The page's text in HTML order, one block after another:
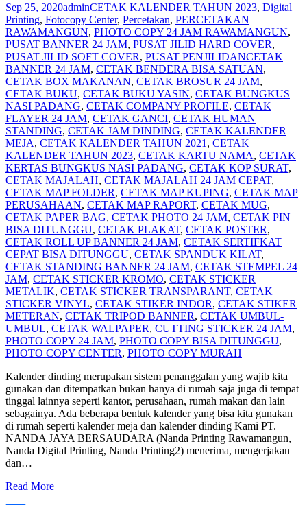
Sep 25, 2020adminCETAK KALENDER TAHUN 2023, Digital
Printing, Fotocopy Center, Percetakan, PERCETAKAN
RAWAMANGUN, PHOTO COPY 24 JAM RAWAMANGUN,
PUSAT BANNER 24 JAM, PUSAT JILID HARD COVER,
PUSAT JILID SOFT COVER, PUSAT PENJILIDANCETAK
BANNER 24 JAM, CETAK BENDERA BISA SATUAN,
CETAK BOX MAKANAN, CETAK BROSUR 24 JAM,
CETAK BUKU, CETAK BUKU YASIN, CETAK BUNGKUS
NASI PADANG, CETAK COMPANY PROFILE, CETAK
FLAYER 24 JAM, CETAK GANCI, CETAK HUMAN
STANDING, CETAK JAM DINDING, CETAK KALENDER
MEJA, CETAK KALENDER TAHUN 2021 , CETAK
KALENDER TAHUN 2023, CETAK KARTU NAMA, CETAK
KERTAS BUNGKUS NASI PADANG, CETAK KOP SURAT,
CETAK MAJALAH, CETAK MAJALAH 24 JAM CEPAT,
CETAK MAP FOLDER, CETAK MAP KUPING, CETAK MAP
PERUSAHAAN, CETAK MAP RAPORT, CETAK MUG,
CETAK PAPER BAG, CETAK PHOTO 24 JAM, CETAK PIN
BISA DITUNGGU, CETAK PLAKAT, CETAK POSTER,
CETAK ROLL UP BANNER 24 JAM, CETAK SERTIFKAT
CEPAT BISA DITUNGGU, CETAK SPANDUK KILAT,
CETAK STANDING BANNER 24 JAM, CETAK STEMPEL 24
JAM, CETAK STICKER KROMO, CETAK STICKER
METALIK, CETAK STICKER TRANSPARANT, CETAK
STICKER VINYL, CETAK STIKER INDOR, CETAK STIKER
METERAN, CETAK TRIPOD BANNER, CETAK UMBUL-
UMBUL, CETAK WALPAPER, CUTTING STICKER 24 JAM,
PHOTO COPY 24 JAM, PHOTO COPY BISA DITUNGGU,
PHOTO COPY CENTER, PHOTO COPY MURAH
Kalender dinding merupakan sistem penanggalan yang wajib kita
gunakan dan ditempatkan bukan hanya di rumah saja juga di tempat
tinggal lainnya seperti kantor, perusahaan, rumah makan dan lain
sebagainya. Ada beberapa bentuk kalender yang bisa kita gunakan
di rumah seperti kalender meja dan kalender dinding Kami PT.
NANDA JAYA BERSAUDARA (Nanda Printing Rawamangun,
Nanda Digital Printing, Nanda Printing2) menerima, mengerjakan
dan…
Read More